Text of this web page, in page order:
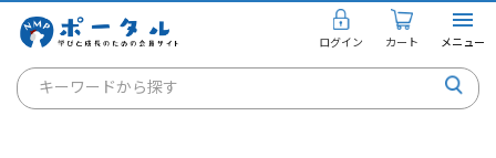
ログイン カート メニュー
キーワードから探す
通信講座